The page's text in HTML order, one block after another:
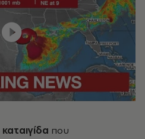
καταιγίδα που